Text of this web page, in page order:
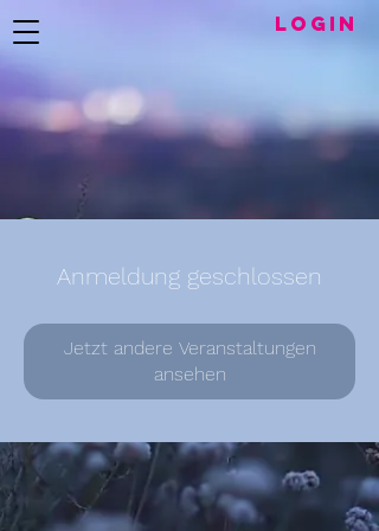
LogIN
Anmeldung geschlossen
Jetzt andere Veranstaltungen
ansehen